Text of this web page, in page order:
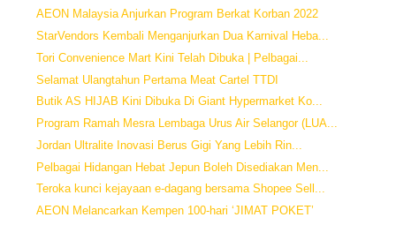
AEON Malaysia Anjurkan Program Berkat Korban 2022
StarVendors Kembali Menganjurkan Dua Karnival Heba...
Tori Convenience Mart Kini Telah Dibuka | Pelbagai...
Selamat Ulangtahun Pertama Meat Cartel TTDI
Butik AS HIJAB Kini Dibuka Di Giant Hypermarket Ko...
Program Ramah Mesra Lembaga Urus Air Selangor (LUA...
Jordan Ultralite Inovasi Berus Gigi Yang Lebih Rin...
Pelbagai Hidangan Hebat Jepun Boleh Disediakan Men...
Teroka kunci kejayaan e-dagang bersama Shopee Sell...
AEON Melancarkan Kempen 100-hari ‘JIMAT POKET’